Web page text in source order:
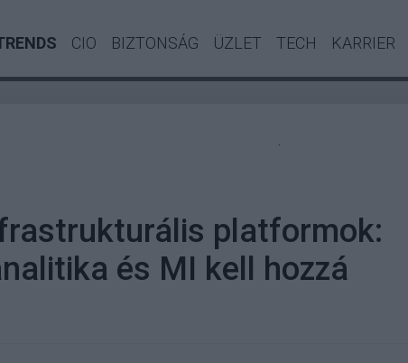
CIO BIZTONSÁG ÜZLET TECH KARRIER
platformok:
és MI kell hozzá